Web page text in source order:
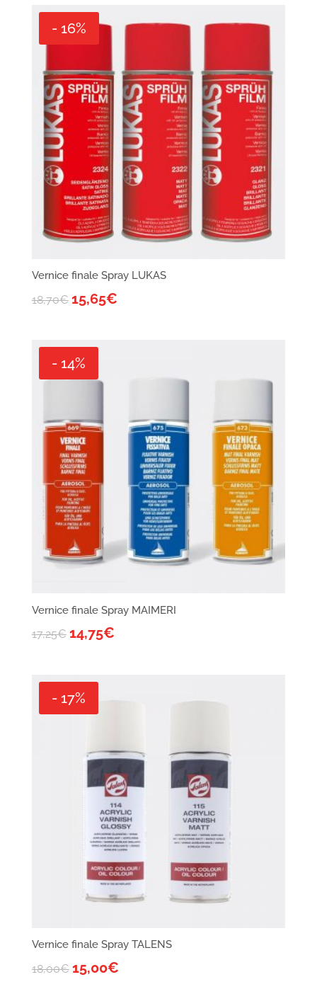
- 16%
Vernice finale Spray LUKAS
18,70€ 15,65€
- 14%
Vernice finale Spray MAIMERI
17,25€ 14,75€
- 17%
Vernice finale Spray TALENS
18,00€ 15,00€